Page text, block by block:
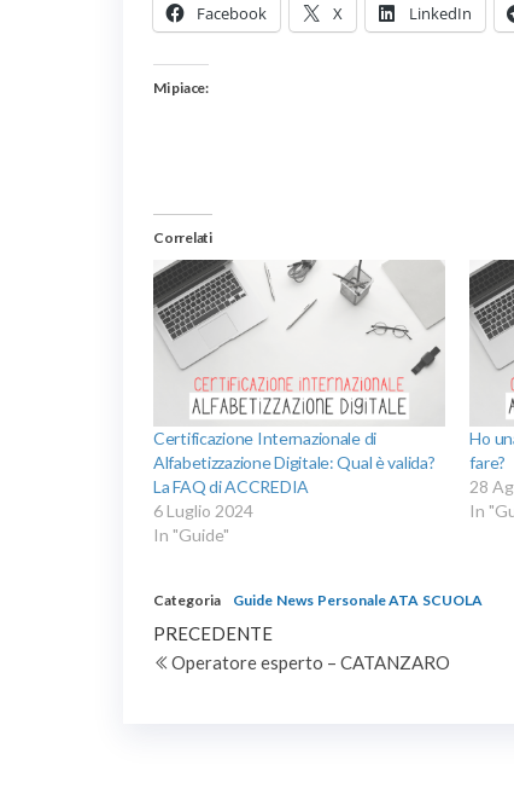
Facebook X LinkedIn
Mi piace:
Correlati
Certificazione Internazionale di
Alfabetizzazione Digitale: Qual è valida?
La FAQ di ACCREDIA
6 Luglio 2024
In "Guide"
Ho
fare?
28
In
Categoria Guide News Personale ATA SCUOLA
Navigazione
articoli
Articolo
precedente
PRECEDENTE
Operatore esperto – CATANZARO